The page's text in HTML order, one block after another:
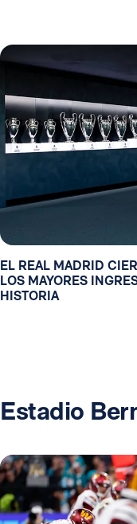
EL REAL MADRID
LOS MAYORES
HISTORIA
Estadio